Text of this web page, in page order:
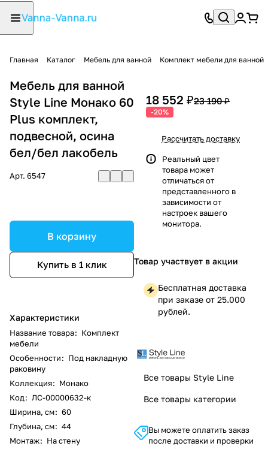
Главная Каталог Мебель для ванной Комплект мебели для ванной
Мебель для ванной
Style Line Монако 60
Plus комплект,
подвесной, осина
бел/бел лакобель
Арт. 6547
В корзину
Купить в 1 клик
Характеристики
Название товара: Комплект
мебели
Особенности: Под накладную
раковину
Коллекция: Монако
Код: ЛС-00000632-к
Ширина, см: 60
Глубина, см: 44
Монтаж: На стену
18 552 ₽23 190 ₽
-20%
Рассчитать доставку
Реальный цвет
товара может
отличаться от
представленного в
зависимости от
настроек вашего
монитора.
Товар участвует в акции
Бесплатная доставка
при заказе от 25.000
рублей.
Все товары Style Line
Все товары категории
Вы можете оплатить заказ
после доставки и проверки